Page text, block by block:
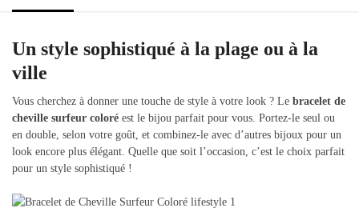
Un style sophistiqué à la plage ou à la
ville
Vous cherchez à donner une touche de style à votre look ? Le bracelet de
cheville surfeur coloré est le bijou parfait pour vous. Portez-le seul ou
en double, selon votre goût, et combinez-le avec d’autres bijoux pour un
look encore plus élégant. Quelle que soit l’occasion, c’est le choix parfait
pour un style sophistiqué !